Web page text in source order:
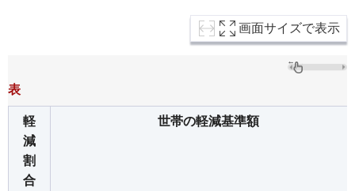
画面サイズで表示
表
軽
減
割
合
世帯の軽減基準額